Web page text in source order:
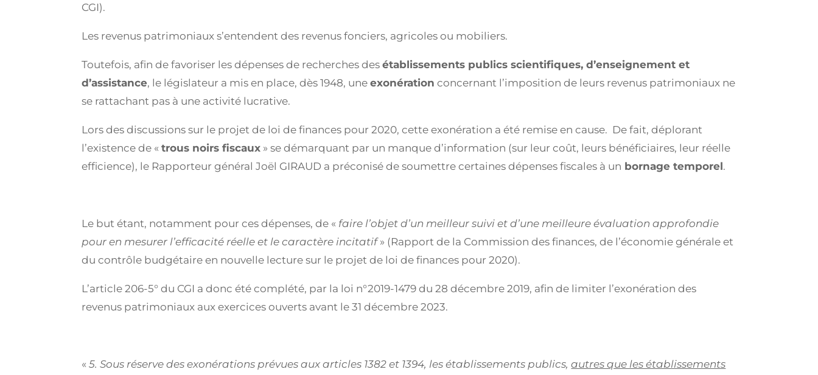
CGI).
Les revenus patrimoniaux s’entendent des revenus fonciers, agricoles ou mobiliers.
Toutefois, afin de favoriser les dépenses de recherches desétablissements publics scientifiques, d’enseignement et
d’assistance, le législateur a mis en place, dès 1948, uneexonération concernant l’imposition de leurs revenus patrimoniaux ne
se rattachant pas à une activité lucrative.
Lors des discussions sur le projet de loi de finances pour 2020, cette exonération a été remise en cause. De fait, déplorant
l’existence de «trous noirs fiscaux » se démarquant par un manque d’information (sur leur coût, leurs bénéficiaires, leur réelle
efficience), le Rapporteur général Joël GIRAUD a préconisé de soumettre certaines dépenses fiscales à un bornage temporel.
Le but étant, notamment pour ces dépenses, de « faire l’objet d’un meilleur suivi et d’une meilleure évaluation approfondie
pour en mesurer l’efficacité réelle et le caractère incitatif» (Rapport de la Commission des finances, de l’économie générale et
du contrôle budgétaire en nouvelle lecture sur le projet de loi de finances pour 2020).
L’article 206-5° du CGI a donc été complété, par la loi n°2019-1479 du 28 décembre 2019, afin de limiter l’exonération des
revenus patrimoniaux aux exercices ouverts avant le 31 décembre 2023.
«5. Sous réserve des exonérations prévues aux articles 1382 et 1394, les établissements publics,autres que les établissements